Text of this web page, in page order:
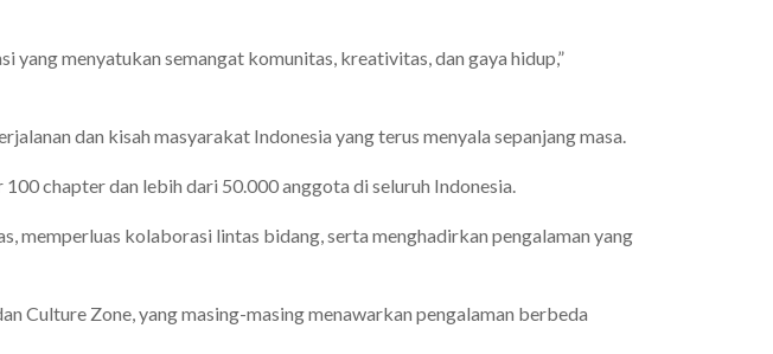
menyatukan semangat komunitas, kreativitas, dan gaya hidup,”
dan kisah masyarakat Indonesia yang terus menyala sepanjang masa.
chapter dan lebih dari 50.000 anggota di seluruh Indonesia.
memperluas kolaborasi lintas bidang, serta menghadirkan pengalaman yang
Culture Zone, yang masing-masing menawarkan pengalaman berbeda